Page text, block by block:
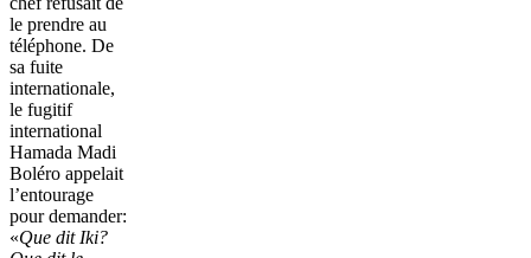
le prendre au
téléphone. De
sa fuite
internationale,
le fugitif
international
Hamada Madi
Boléro appelait
l’entourage
pour demander:
«Que dit Iki?